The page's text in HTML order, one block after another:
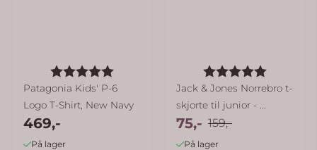
Karakter:
Patagonia Kids' P-6
Logo T-Shirt, New Navy
469,-
På lager
Karakter:
Jack & Jones Norrebro t-
skjorte til junior - ...
75,- 159,-
På lager